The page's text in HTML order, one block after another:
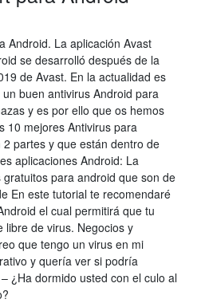
Android. La aplicación Avast
se desarrolló después de la
de Avast. En la actualidad es
buen antivirus Android para
y es por ello que os hemos
10 mejores Antivirus para
partes y que están dentro de
aplicaciones Android: La
para android que son de
En este tutorial te recomendaré
el cual permitirá que tu
libre de virus. Negocios y
que tengo un virus en mi
y quería ver si podría
¿Ha dormido usted con el culo al